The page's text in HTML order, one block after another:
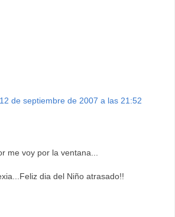
12 de septiembre de 2007 a las 21:52
me voy por la ventana...
dia del Niño atrasado!!